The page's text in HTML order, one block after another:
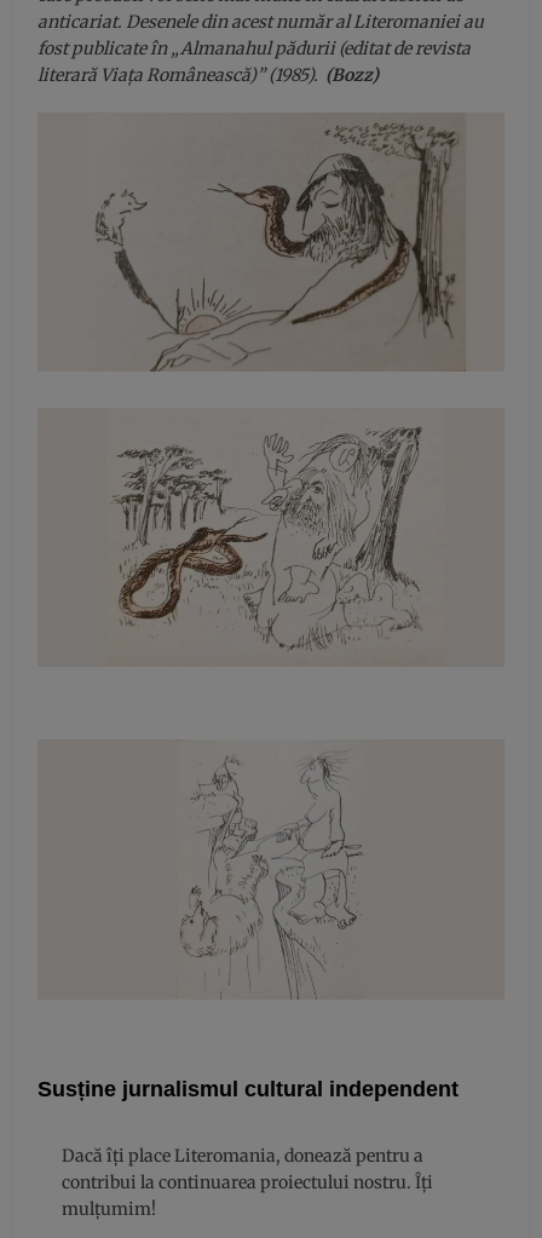
anticariat. Desenele din acest număr al Literomaniei au
fost publicate în „Almanahul pădurii (editat de revista
literară Viața Românească)” (1985). (Bozz)
Susține jurnalismul cultural independent
Dacă îți place Literomania, donează pentru a
contribui la continuarea proiectului nostru. Îți
mulțumim!